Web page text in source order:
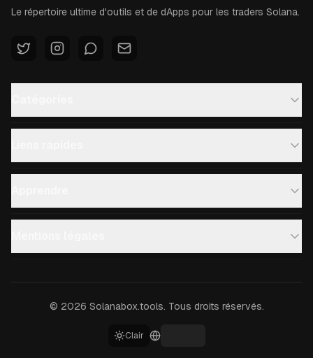
Le répertoire ultime d'outils et de dApps pour les traders Solana.
© 2026 Solanabox.tools. Tous droits réservés.
Clair